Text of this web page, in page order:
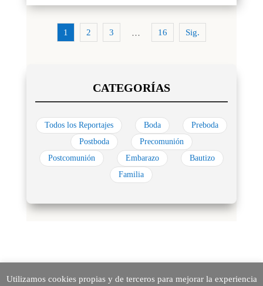
1 2 3 … 16 Sig.
Todos los Reportajes Boda
Preboda
Postboda
Precomunión
Postcomunión
Embarazo
Bautizo
Familia
Utilizamos cookies propias y de terceros para mejorar la experiencia